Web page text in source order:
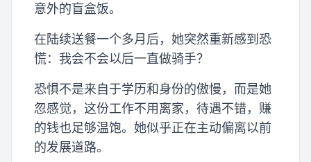
意外的盲盒饭。
在陆续送餐一个多月后，她突然重新感到恐
慌：我会不会以后一直做骑手？
恐惧不是来自于学历和身份的傲慢，而是她
忽感觉，这份工作不用离家，待遇不错，赚
的钱也足够温饱。她似乎正在主动偏离以前
的发展道路。